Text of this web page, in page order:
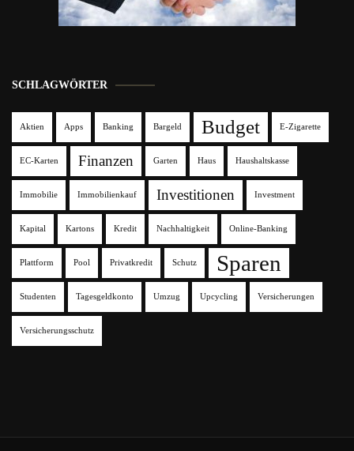
SCHLAGWÖRTER
Aktien Apps Banking Bargeld Budget E-Zigarette
EC-Karten Finanzen Garten Haus Haushaltskasse
Immobilie Immobilienkauf Investitionen Investment
Kapital Kartons Kredit Nachhaltigkeit Online-Banking
Plattform Pool Privatkredit Schutz Sparen
Studenten Tagesgeldkonto Umzug Upcycling Versicherungen
Versicherungsschutz